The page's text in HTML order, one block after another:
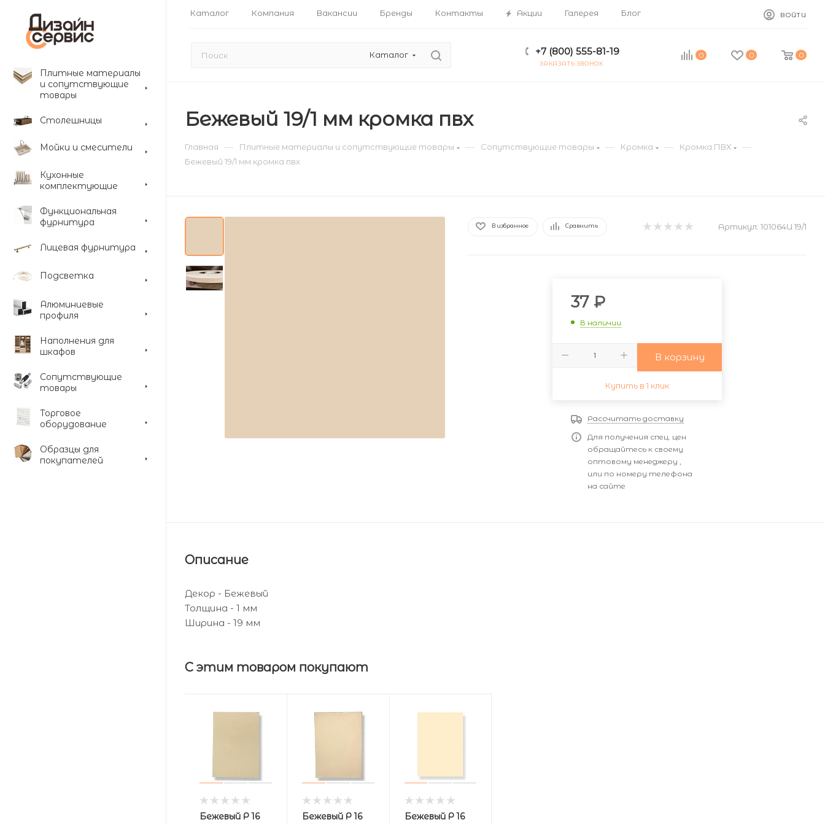
Каталог Компания Вакансии Бренды Контакты Акции Галерея Блог ВОЙТИ
Каталог +7 (800) 555-81-19
ЗАКАЗАТЬ ЗВОНОК
0 0 0
Плитные материалы
и сопутствующие
товары
Столешницы
Мойки и смесители
Кухонные
комплектующие
Функциональная
фурнитура
Лицевая фурнитура
Подсветка
Алюминиевые
профиля
Наполнения для
шкафов
Сопутствующие
товары
Торговое
оборудование
Образцы для
покупателей
Бежевый 19/1 мм кромка пвх
Главная — Плитные материалы и сопутствующие товары — Сопутствующие товары — Кромка — Кромка ПВХ —
Бежевый 19/1 мм кромка пвх
В избранное Сравнить Артикул: 101064U 19/1
37 ₽
В наличии
В корзину
Купить в 1 клик
Рассчитать доставку
Для получения спец. цен
обращайтесь к своему
оптовому менеджеру ,
или по номеру телефона
на сайте
Описание
Декор - Бежевый
Толщина - 1 мм
Ширина - 19 мм
С этим товаром покупают
Бежевый Р 16
Бежевый Р 16
Бежевый Р 16